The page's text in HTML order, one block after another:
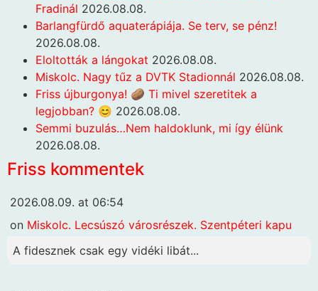
Fradinál 2026.08.08.
Barlangfürdő aquaterápiája. Se terv, se pénz!
2026.08.08.
Eloltották a lángokat 2026.08.08.
Miskolc. Nagy tűz a DVTK Stadionnál 2026.08.08.
Friss újburgonya! 🥔 Ti mivel szeretitek a
legjobban? 😊 2026.08.08.
Semmi buzulás…Nem haldoklunk, mi így élünk
2026.08.08.
Friss kommentek
2026.08.09. at 06:54
on Miskolc. Lecsúszó városrészek. Szentpéteri kapu
A fidesznek csak egy vidéki libát...